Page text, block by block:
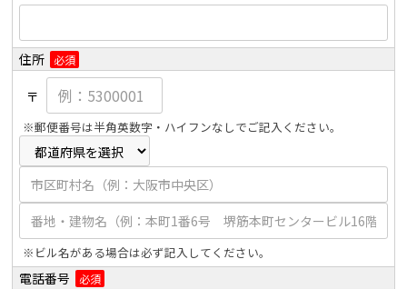
住所 必須
〒
※郵便番号は半角英数字・ハイフンなしでご記入ください。
※ビル名がある場合は必ず記入してください。
電話番号 必須